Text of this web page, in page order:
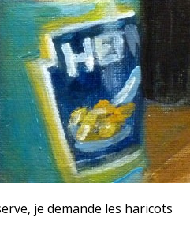
je demande les haricots